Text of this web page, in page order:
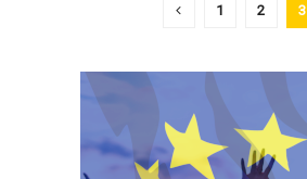
1 2 3